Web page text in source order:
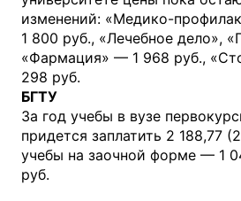
изменений: «Медико-
1 800 руб., «Лечебное дело»,
«Фармация» — 1 968 руб.,
298 руб.
БГТУ
За год учебы в вузе
придется заплатить 2 188,77
учебы на заочной форме — 1
руб.